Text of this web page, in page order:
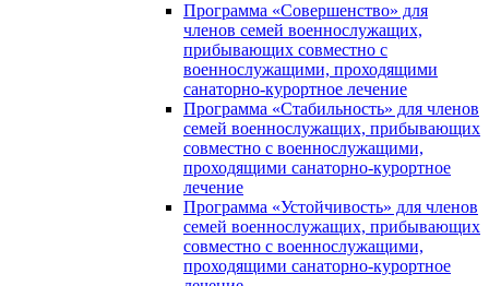
Программа «Совершенство» для
членов семей военнослужащих,
прибывающих совместно с
военнослужащими, проходящими
санаторно-курортное лечение
Программа «Стабильность» для членов
семей военнослужащих, прибывающих
совместно с военнослужащими,
проходящими санаторно-курортное
лечение
Программа «Устойчивость» для членов
семей военнослужащих, прибывающих
совместно с военнослужащими,
проходящими санаторно-курортное